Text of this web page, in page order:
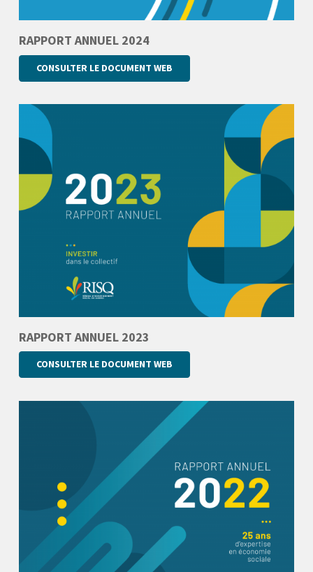
RAPPORT ANNUEL 2024
CONSULTER LE DOCUMENT WEB
RAPPORT ANNUEL 2023
CONSULTER LE DOCUMENT WEB